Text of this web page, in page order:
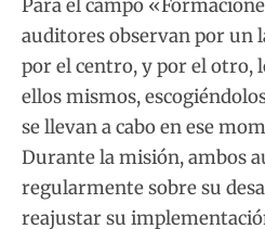
Para el campo
auditores observan por un
por el centro, y por el otro,
ellos mismos,
se llevan a cabo en ese
Durante la misión, ambos
regularmente sobre su
reajustar su